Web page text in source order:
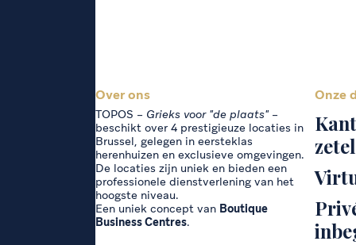
Over ons
TOPOS – Grieks voor "de plaats"–
beschikt over 4 prestigieuze locaties in
Brussel, gelegen in eersteklas
herenhuizen en exclusieve omgevingen.
De locaties zijn uniek en bieden een
professionele dienstverlening van het
hoogste niveau.
Een uniek concept van Boutique
Business Centres.
Onze
zetel